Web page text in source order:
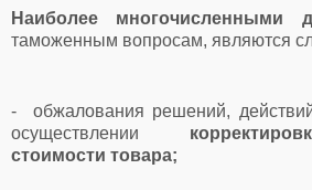
Наиболее многочисленными
таможенным вопросам, являются
- обжалования решений,
осуществлении
стоимости товара;